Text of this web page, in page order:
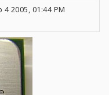
4 2005, 01:44 PM